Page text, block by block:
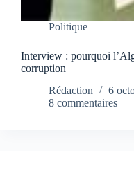
Politique
Interview : pourquoi
corruption
Rédaction
6
8 commentaires